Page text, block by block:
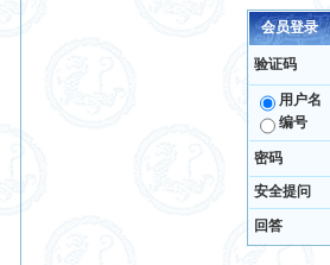
会员登录
验证码
用户名
编号
密码
安全提问
回答